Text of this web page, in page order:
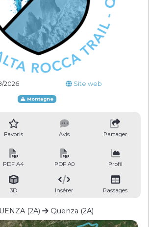
2026 Site web
Montagne
Favoris Avis Partager
PDF A4 PDF A0 Profil
3D Insérer Passages
(2A) Quenza (2A)